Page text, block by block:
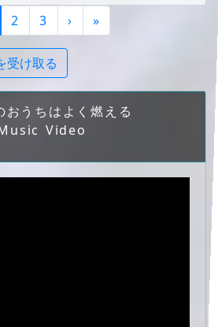
2 3 › »
受け取る
おうちはよく燃える
Video